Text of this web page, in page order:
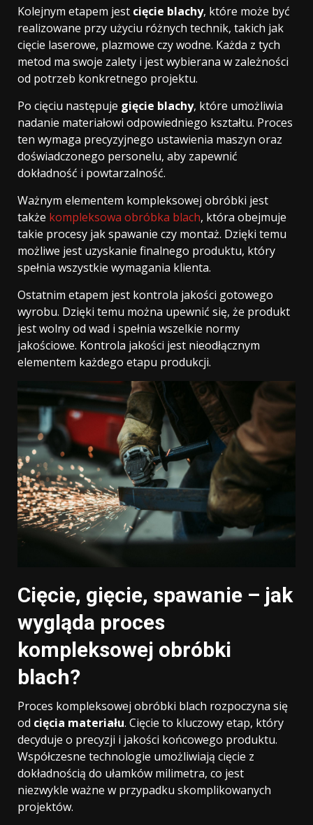
Kolejnym etapem jest cięcie blachy, które może być
realizowane przy użyciu różnych technik, takich jak
cięcie laserowe, plazmowe czy wodne. Każda z tych
metod ma swoje zalety i jest wybierana w zależności
od potrzeb konkretnego projektu.
Po cięciu następuje gięcie blachy, które umożliwia
nadanie materiałowi odpowiedniego kształtu. Proces
ten wymaga precyzyjnego ustawienia maszyn oraz
doświadczonego personelu, aby zapewnić
dokładność i powtarzalność.
Ważnym elementem kompleksowej obróbki jest
także kompleksowa obróbka blach, która obejmuje
takie procesy jak spawanie czy montaż. Dzięki temu
możliwe jest uzyskanie finalnego produktu, który
spełnia wszystkie wymagania klienta.
Ostatnim etapem jest kontrola jakości gotowego
wyrobu. Dzięki temu można upewnić się, że produkt
jest wolny od wad i spełnia wszelkie normy
jakościowe. Kontrola jakości jest nieodłącznym
elementem każdego etapu produkcji.
Cięcie, gięcie, spawanie – jak
wygląda proces
kompleksowej obróbki
blach?
Proces kompleksowej obróbki blach rozpoczyna się
od cięcia materiału. Cięcie to kluczowy etap, który
decyduje o precyzji i jakości końcowego produktu.
Współczesne technologie umożliwiają cięcie z
dokładnością do ułamków milimetra, co jest
niezwykle ważne w przypadku skomplikowanych
projektów.